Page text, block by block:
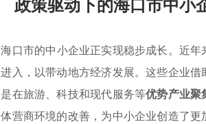
口市的中小企业正实现稳步成长。近年
入，以带动地方经济发展。这些企业
在旅游、科技和现代服务等优势产业聚
营商环境的改善，为中小企业创造了